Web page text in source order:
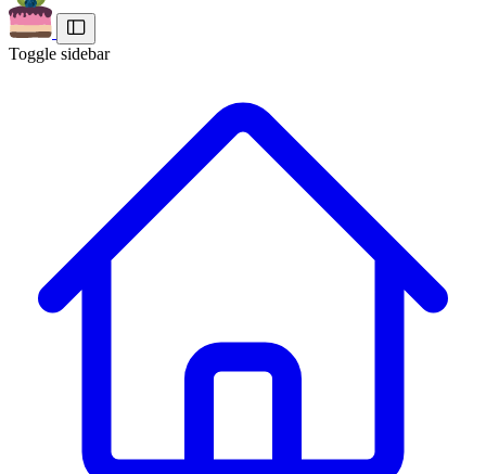
Toggle sidebar